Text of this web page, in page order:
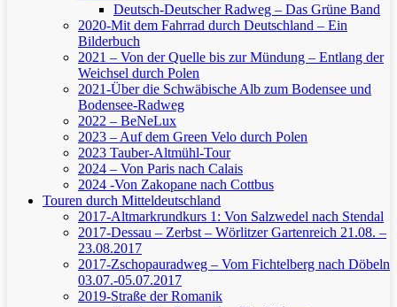
Deutsch-Deutscher Radweg – Das Grüne Band
2020-Mit dem Fahrrad durch Deutschland – Ein
Bilderbuch
2021 – Von der Quelle bis zur Mündung – Entlang der
Weichsel durch Polen
2021-Über die Schwäbische Alb zum Bodensee und
Bodensee-Radweg
2022 – BeNeLux
2023 – Auf dem Green Velo durch Polen
2023 Tauber-Altmühl-Tour
2024 – Von Paris nach Calais
2024 -Von Zakopane nach Cottbus
Touren durch Mitteldeutschland
2017-Altmarkrundkurs 1: Von Salzwedel nach Stendal
2017-Dessau – Zerbst – Wörlitzer Gartenreich 21.08. –
23.08.2017
2017-Zschopauradweg – Vom Fichtelberg nach Döbeln
03.07.-05.07.2017
2019-Straße der Romanik